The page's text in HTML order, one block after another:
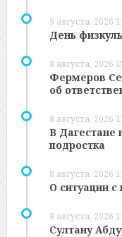
9 августа, 2026
День
8 августа, 2026
Фермеров
об
8 августа, 2026
В Дагестане
подростка
8 августа, 2026
О ситуации
8 августа, 2026
Султану